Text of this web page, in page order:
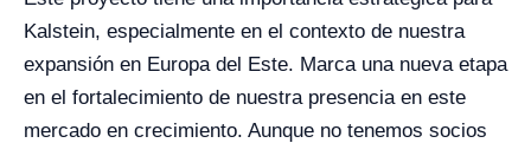
Kalstein, especialmente en el contexto de nuestra
expansión en Europa del Este. Marca una nueva etapa
en el fortalecimiento de nuestra presencia en este
mercado en crecimiento. Aunque no tenemos socios